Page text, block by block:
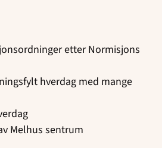
etter Normisjons
hverdag med mange
Melhus sentrum